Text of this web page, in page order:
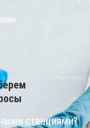
станциями?